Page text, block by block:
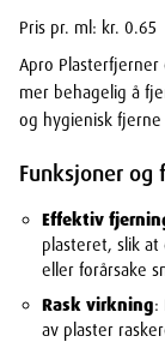
Pris pr. ml: kr. 0.65
Apro
mer behagelig å
og hygienisk
Funksjoner og
Effektiv
plasteret, slik
eller forårsake
Rask virkning:
av plaster